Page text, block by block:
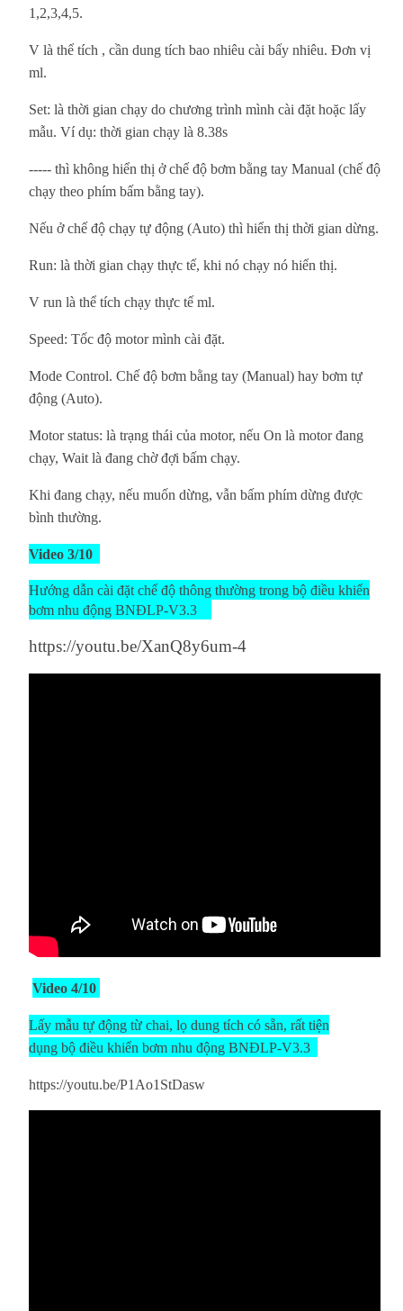
1,2,3,4,5.
V là thể tích , cần dung tích bao nhiêu cài bấy nhiêu. Đơn vị
ml.
Set: là thời gian chạy do chương trình mình cài đặt hoặc lấy
mẫu. Ví dụ: thời gian chạy là 8.38s
----- thì không hiển thị ở chế độ bơm bằng tay Manual (chế độ
chạy theo phím bấm bằng tay).
Nếu ở chế độ chạy tự động (Auto) thì hiển thị thời gian dừng.
Run: là thời gian chạy thực tế, khi nó chạy nó hiển thị.
V run là thể tích chạy thực tế ml.
Speed: Tốc độ motor mình cài đặt.
Mode Control. Chế độ bơm bằng tay (Manual) hay bơm tự
động (Auto).
Motor status: là trạng thái của motor, nếu On là motor đang
chạy, Wait là đang chờ đợi bấm chạy.
Khi đang chạy, nếu muốn dừng, vẫn bấm phím dừng được
bình thường.
Video 3/10
Hướng dẫn cài đặt chế độ thông thường trong bộ điều khiển
bơm nhu động BNĐLP-V3.3
https://youtu.be/XanQ8y6um-4
Video 4/10
Lấy mẫu tự động từ chai, lọ dung tích có sẵn, rất tiện
dụng bộ điều khiển bơm nhu động BNĐLP-V3.3
https://youtu.be/P1Ao1StDasw